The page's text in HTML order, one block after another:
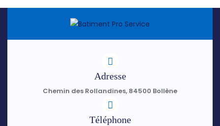
Adresse
Chemin des Rollandines, 84500 Bollène
Téléphone